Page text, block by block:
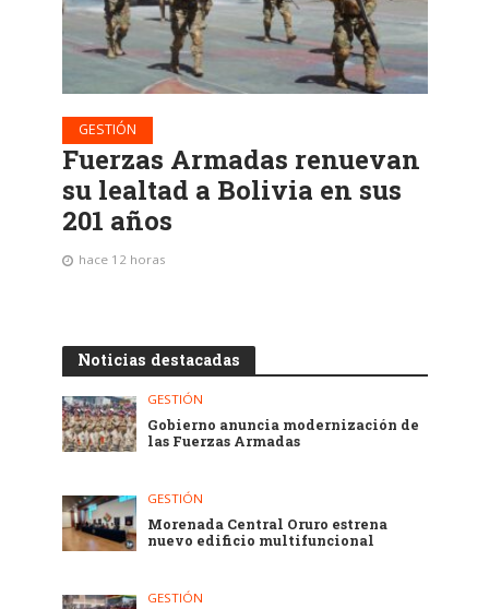
GESTIÓN
Fuerzas Armadas renuevan
su lealtad a Bolivia en sus
201 años
hace 12 horas
Noticias destacadas
GESTIÓN
Gobierno anuncia modernización de
las Fuerzas Armadas
GESTIÓN
Morenada Central Oruro estrena
nuevo edificio multifuncional
GESTIÓN